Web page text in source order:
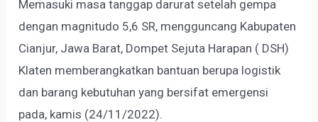
Memasuki masa tanggap darurat setelah gempa
dengan magnitudo 5,6 SR, mengguncang Kabupaten
Cianjur, Jawa Barat, Dompet Sejuta Harapan ( DSH)
Klaten memberangkatkan bantuan berupa logistik
dan barang kebutuhan yang bersifat emergensi
pada, kamis (24/11/2022).